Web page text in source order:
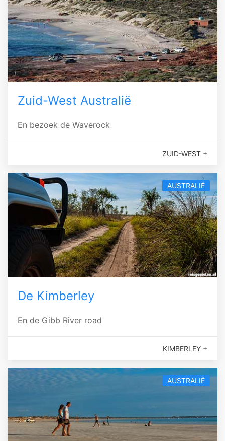
Zuid-West Australië
En bezoek de Waverock
ZUID-WEST +
AUSTRALIË
De Kimberley
En de Gibb River road
KIMBERLEY +
AUSTRALIË